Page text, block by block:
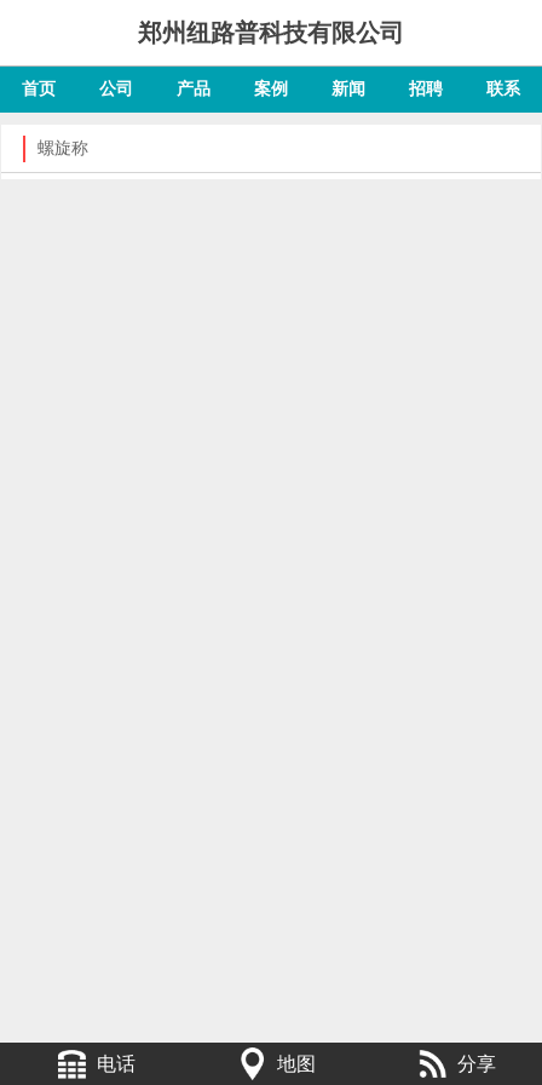
郑州纽路普科技有限公司
首页 公司 产品 案例 新闻 招聘 联系
螺旋称
电话 地图 分享